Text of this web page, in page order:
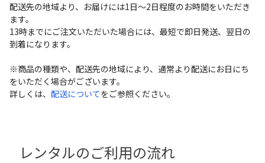
配送先の地域より、お届けには1日～2日程度のお時間をいただき
ます。
13時までにご注文いただいた場合には、最短で即日発送、翌日の
到着になります。
※商品の種類や、配送先の地域により、通常より配送にお日にち
をいただく場合がございます。
詳しくは、 配送についてをご参照ください。
レンタルのご利用の流れ